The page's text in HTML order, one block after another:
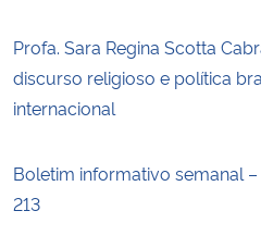
Profa. Sara Regina Scotta
discurso religioso e política
internacional
Boletim informativo semanal
213